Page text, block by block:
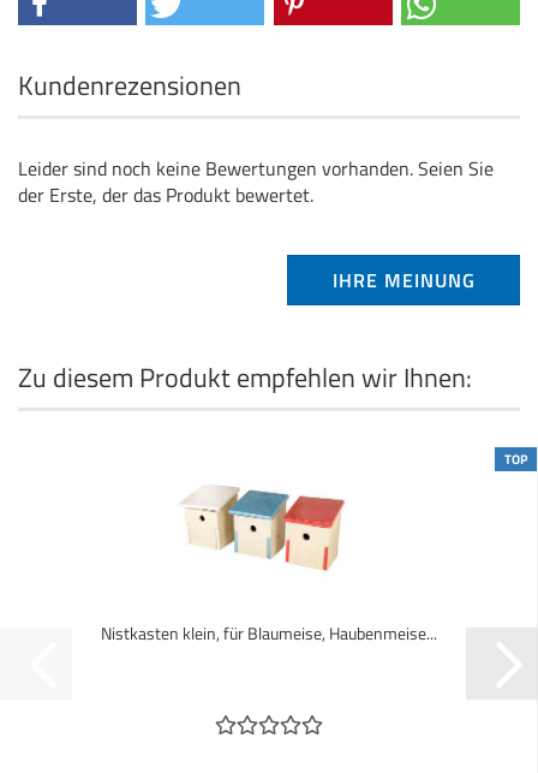
Kundenrezensionen
Leider sind noch keine Bewertungen vorhanden. Seien Sie
der Erste, der das Produkt bewertet.
IHRE MEINUNG
Zu diesem Produkt empfehlen wir Ihnen:
TOP
Nistkasten klein, für Blaumeise, Haubenmeise...